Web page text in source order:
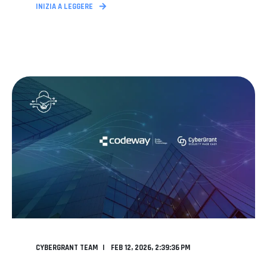
INIZIA A LEGGERE
CYBERGRANT TEAM
FEB 12, 2026, 2:39:36 PM